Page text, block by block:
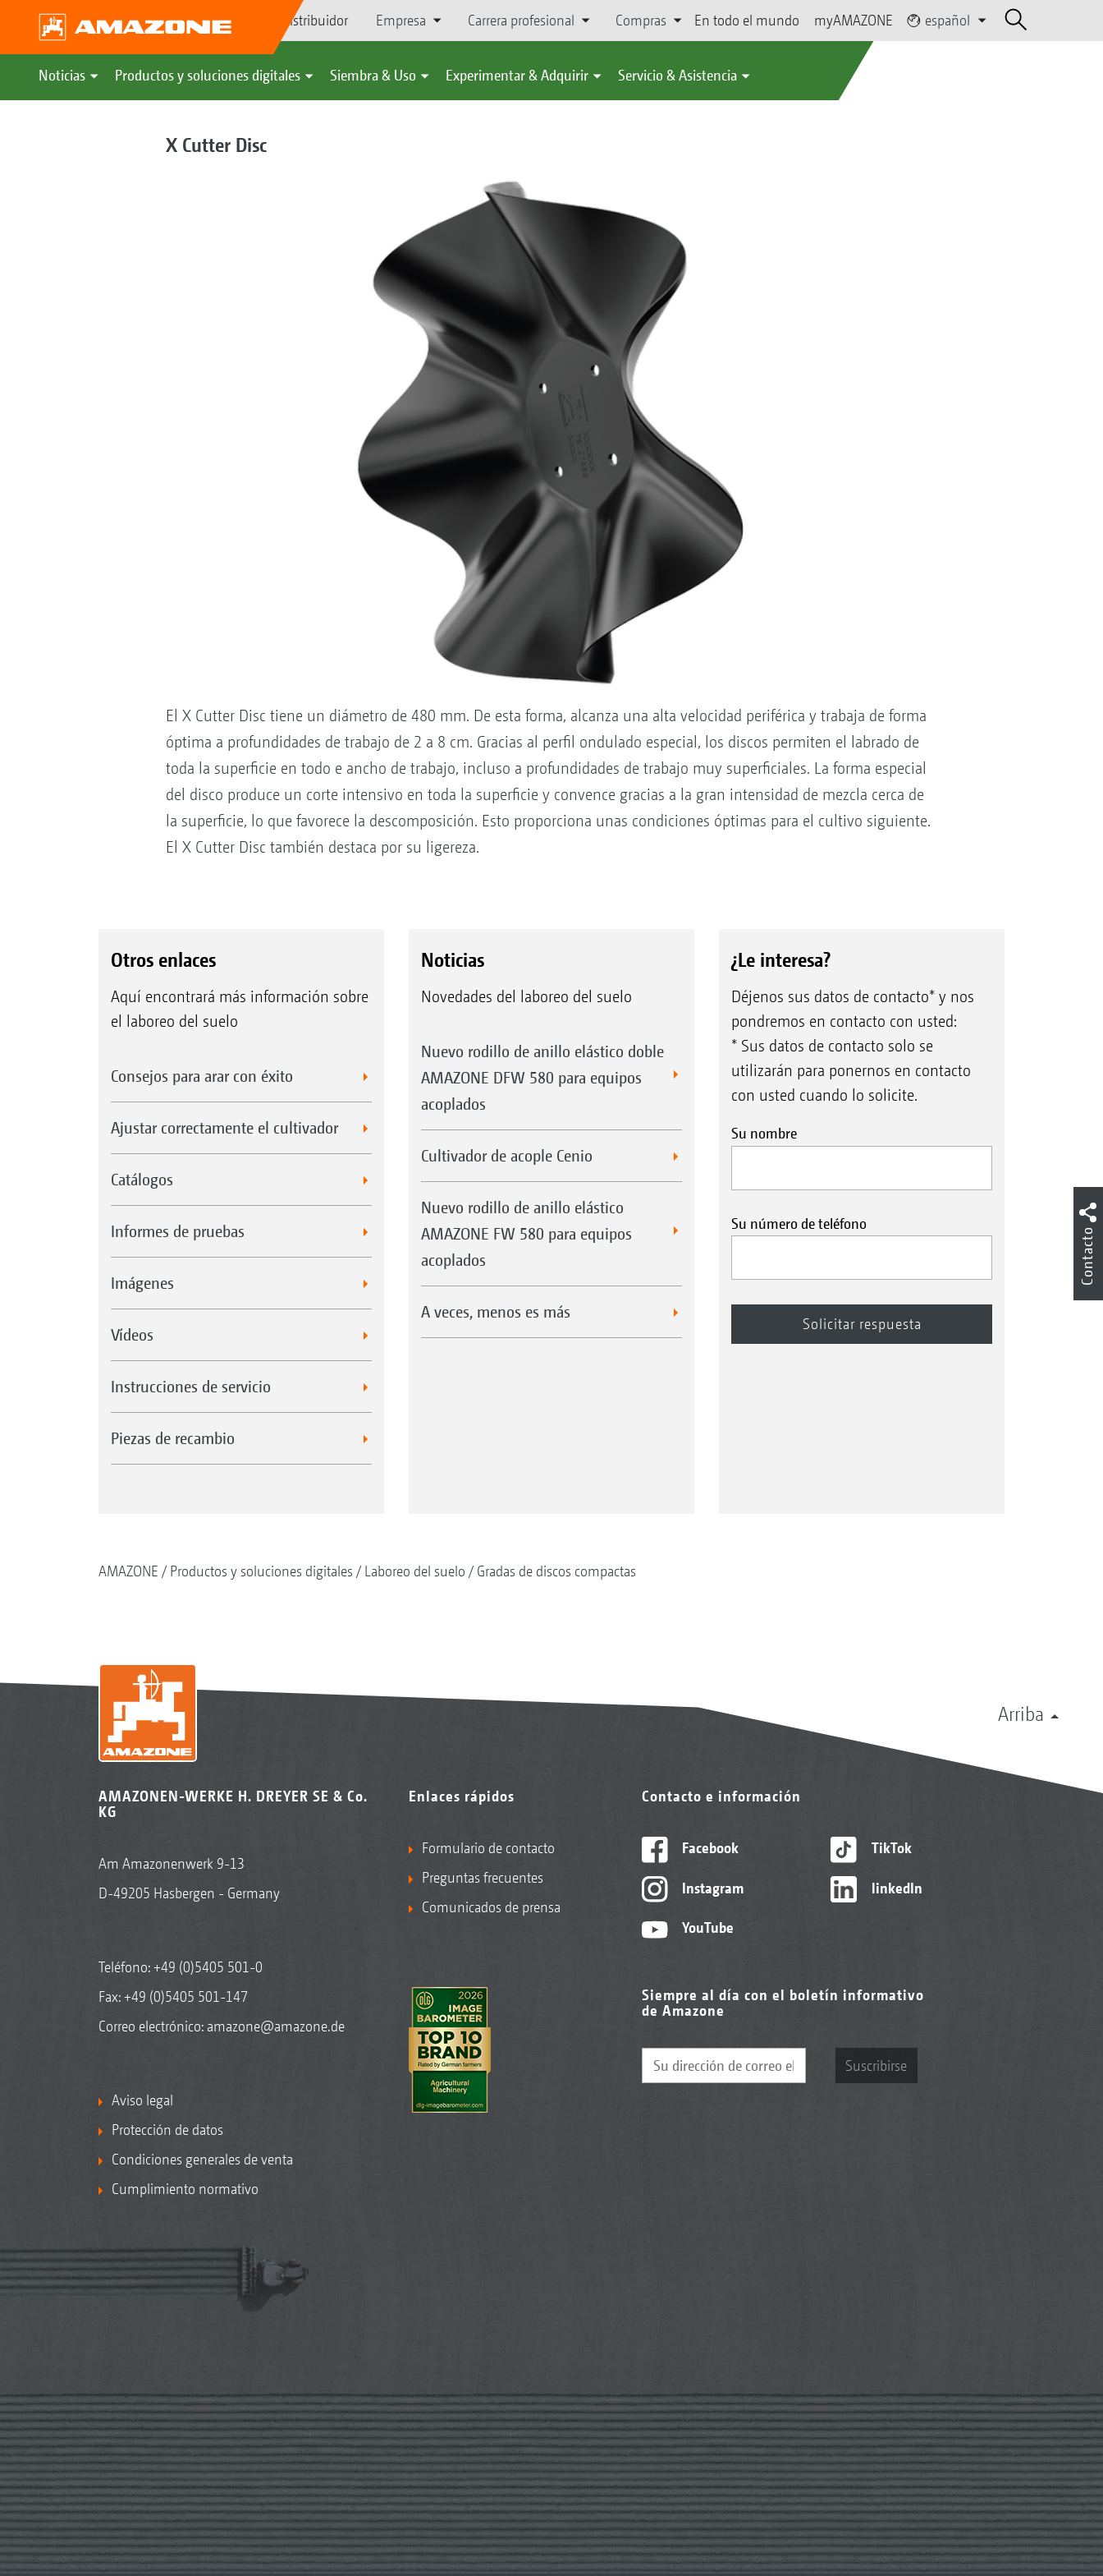
Búsqueda de distribuidor Empresa Carrera profesional Compras En todo el mundo myAMAZONE español
Noticias Productos y soluciones digitales Siembra & Uso Experimentar & Adquirir Servicio & Asistencia
X Cutter Disc
El X Cutter Disc tiene un diámetro de 480 mm. De esta forma, alcanza una alta velocidad periférica y trabaja de forma
óptima a profundidades de trabajo de 2 a 8 cm. Gracias al perfil ondulado especial, los discos permiten el labrado de
toda la superficie en todo e ancho de trabajo, incluso a profundidades de trabajo muy superficiales. La forma especial
del disco produce un corte intensivo en toda la superficie y convence gracias a la gran intensidad de mezcla cerca de
la superficie, lo que favorece la descomposición. Esto proporciona unas condiciones óptimas para el cultivo siguiente.
El X Cutter Disc también destaca por su ligereza.
Otros enlaces
Aquí encontrará más información sobre
el laboreo del suelo
Consejos para arar con éxito
Ajustar correctamente el cultivador
Catálogos
Informes de pruebas
Imágenes
Vídeos
Instrucciones de servicio
Piezas de recambio
Noticias
Novedades del laboreo del suelo
Nuevo rodillo de anillo elástico doble
AMAZONE DFW 580 para equipos
acoplados
Cultivador de acople Cenio
Nuevo rodillo de anillo elástico
AMAZONE FW 580 para equipos
acoplados
A veces, menos es más
¿Le interesa?
Déjenos sus datos de contacto* y nos
pondremos en contacto con usted:
* Sus datos de contacto solo se
utilizarán para ponernos en contacto
con usted cuando lo solicite.
Su nombre
Su número de teléfono
AMAZONE Productos y soluciones digitales Laboreo del suelo Gradas de discos compactas
Arriba
AMAZONEN-WERKE H. DREYER SE & Co.
KG
Am Amazonenwerk 9-13
D-49205 Hasbergen - Germany
Teléfono:+49 (0)5405 501-0
Fax: +49 (0)5405 501-147
Correo electrónico: amazone@amazone.de
Aviso legal
Protección de datos
Condiciones generales de venta
Cumplimiento normativo
Enlaces rápidos
Formulario de contacto
Preguntas frecuentes
Comunicados de prensa
Contacto e información
Facebook
Instagram
YouTube
TikTok
linkedIn
Siempre al día con el boletín informativo
de Amazone
Suscribirse
Contacto